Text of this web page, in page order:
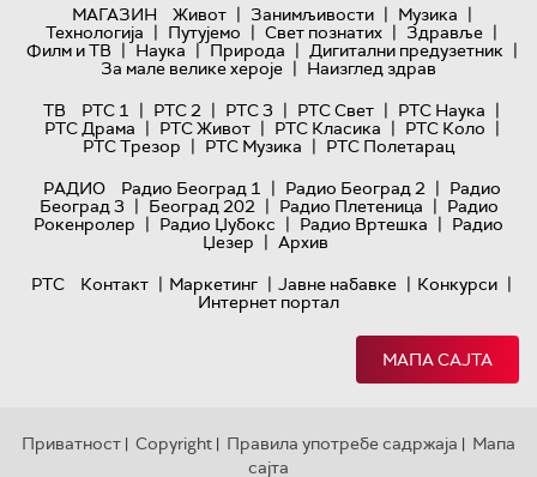
МАГАЗИН
Живот | Занимљивости | Музика |
Технологијa | Путујемо | Свет познатих | Здравље |
Филм и ТВ | Наука | Природа | Дигитални предузетник |
За мале велике хероје | Наизглед здрав
ТВ
РТС 1 | РТС 2 | РТС 3 | РТС Свет | РТС Наука |
РТС Драма | РТС Живот | РТС Класика | РТС Коло |
РТС Трезор | РТС Музика | РТС Полетарац
РАДИО
Радио Београд 1 | Радио Београд 2 | Радио
Београд 3 | Београд 202 | Радио Плетеница | Радио
Рокенролер | Радио Џубокс | Радио Вртешка | Радио
Џезер | Архив
РТС
Контакт | Маркетинг | Јавне набавке | Конкурси |
Интернет портал
МАПА САЈТА
Приватност | Copyright | Правила употребе садржаја | Мапа
сајта